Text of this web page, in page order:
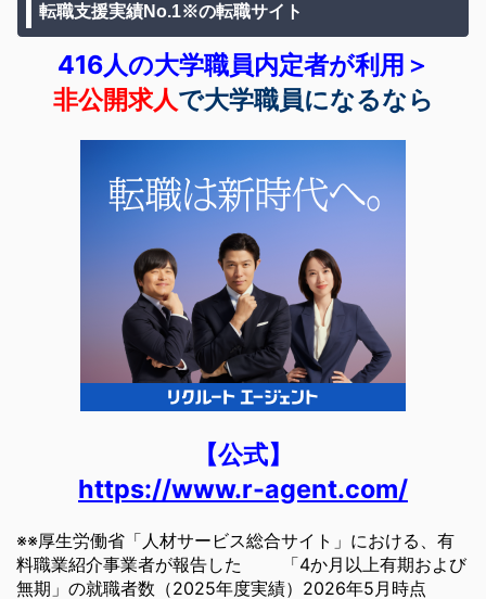
転職支援実績No.1※の転職サイト
416人の大学職員内定者が利用＞
非公開求人で大学職員になるなら
【公式】
https://www.r-agent.com/
※※厚生労働省「人材サービス総合サイト」における、有
料職業紹介事業者が報告した 「4か月以上有期および
無期」の就職者数（2025年度実績）2026年5月時点